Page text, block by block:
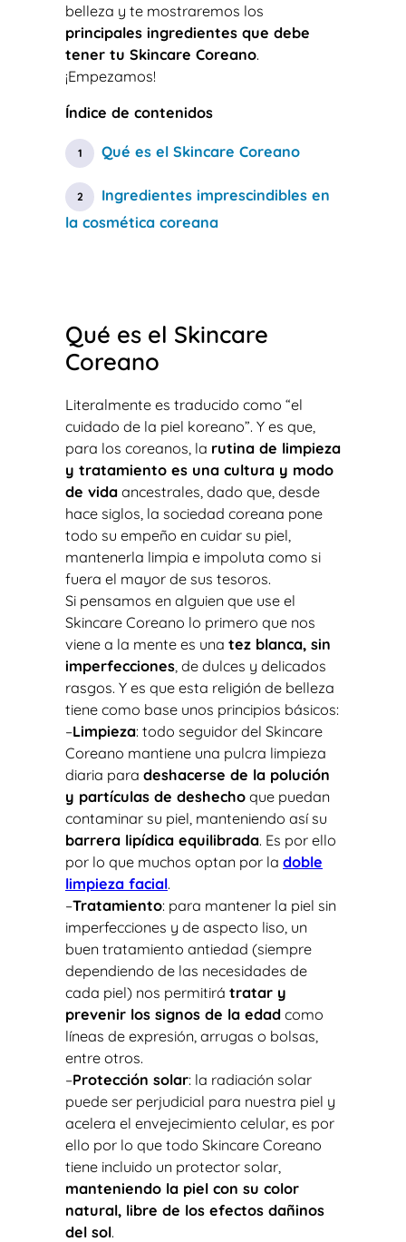
belleza y te mostraremos los
principales ingredientes que debe
tener tu Skincare Coreano.
¡Empezamos!
Índice de contenidos
Qué es el Skincare Coreano
Ingredientes imprescindibles en
la cosmética coreana
Qué es el Skincare
Coreano
Literalmente es traducido como “el
cuidado de la piel koreano”. Y es que,
para los coreanos, la rutina de limpieza
y tratamiento es una cultura y modo
de vida ancestrales, dado que, desde
hace siglos, la sociedad coreana pone
todo su empeño en cuidar su piel,
mantenerla limpia e impoluta como si
fuera el mayor de sus tesoros.
Si pensamos en alguien que use el
Skincare Coreano lo primero que nos
viene a la mente es una tez blanca, sin
imperfecciones , de dulces y delicados
rasgos. Y es que esta religión de belleza
tiene como base unos principios básicos:
–Limpieza: todo seguidor del Skincare
Coreano mantiene una pulcra limpieza
diaria para deshacerse de la polución
y partículas de deshecho que puedan
contaminar su piel, manteniendo así su
barrera lipídica equilibrada. Es por ello
por lo que muchos optan por la doble
limpieza facial.
–Tratamiento: para mantener la piel sin
imperfecciones y de aspecto liso, un
buen tratamiento antiedad (siempre
dependiendo de las necesidades de
cada piel) nos permitirá tratar y
prevenir los signos de la edad como
líneas de expresión, arrugas o bolsas,
entre otros.
–Protección solar: la radiación solar
puede ser perjudicial para nuestra piel y
acelera el envejecimiento celular, es por
ello por lo que todo Skincare Coreano
tiene incluido un protector solar,
manteniendo la piel con su color
natural, libre de los efectos dañinos
del sol.